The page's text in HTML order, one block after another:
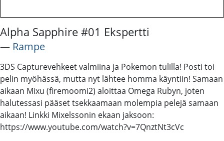
Alpha Sapphire #01 Ekspertti
― Rampe
3DS Capturevehkeet valmiina ja Pokemon tulilla! Posti toi
pelin myöhässä, mutta nyt lähtee homma käyntiin! Samaan
aikaan Mixu (firemoomi2) aloittaa Omega Rubyn, joten
halutessasi pääset tsekkaamaan molempia pelejä samaan
aikaan! Linkki Mixelssonin ekaan jaksoon:
https://www.youtube.com/watch?v=7QnztNt3cVc